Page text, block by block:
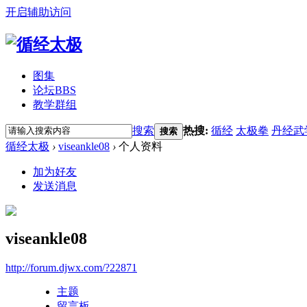
开启辅助访问
图集
论坛BBS
教学群组
搜索 搜索 热搜: 循经 太极拳 丹经武
循经太极 › viseankle08 › 个人资料
加为好友
发送消息
viseankle08
http://forum.djwx.com/?22871
主题